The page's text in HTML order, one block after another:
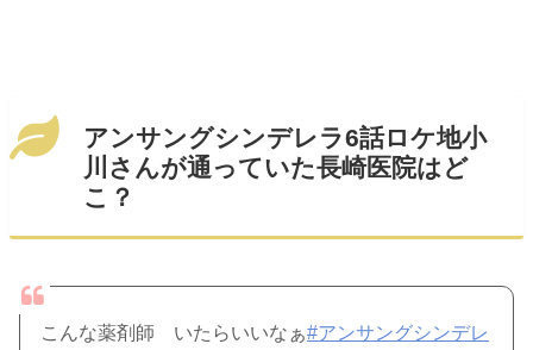
アンサングシンデレラ6話ロケ地小
川さんが通っていた長崎医院はど
こ？
こんな薬剤師 いたらいいなぁ#アンサングシンデレ